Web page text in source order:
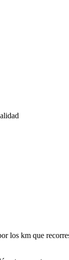
los km que